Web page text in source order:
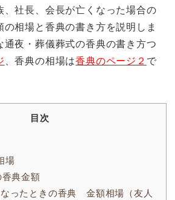
、社長、会長が亡くなった場合の
相場と香典の書き方を説明しま
夜・葬儀葬式の香典の書き方つ
、香典の相場は香典のページ２ で
目次
場
香典金額
ったときの香典 金額相場（友人